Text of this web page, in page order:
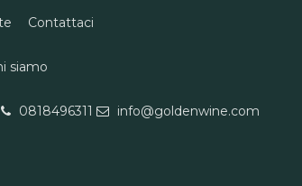
Contattaci
siamo
0818496311 info@goldenwine.com